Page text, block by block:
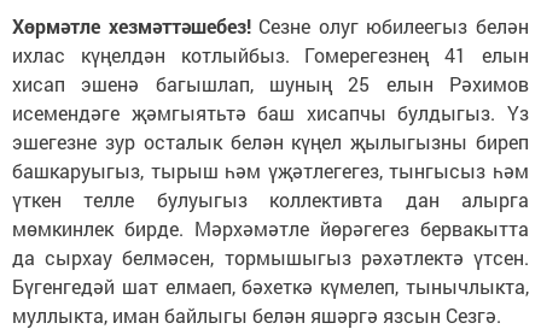
Хөрмәтле хезмәттәшебез!Сезне олуг юбилеегыз белән
ихлас күңелдән котлыйбыз. Гомерегезнең 41 елын
хисап эшенә багышлап, шуның 25 елын Рәхимов
исемендәге җәмгыятьтә баш хисапчы булдыгыз. Үз
эшегезне зур осталык белән күңел җылыгызны биреп
башкаруыгыз, тырыш һәм үҗәтлегегез, тынгысыз һәм
үткен телле булуыгыз коллективта дан алырга
мөмкинлек бирде. Мәрхәмәтле йөрәгегез бервакытта
да сырхау белмәсен, тормышыгыз рәхәтлектә үтсен.
Бүгенгедәй шат елмаеп, бәхеткә күмелеп, тынычлыкта,
муллыкта, иман байлыгы белән яшәргә язсын Сезгә.